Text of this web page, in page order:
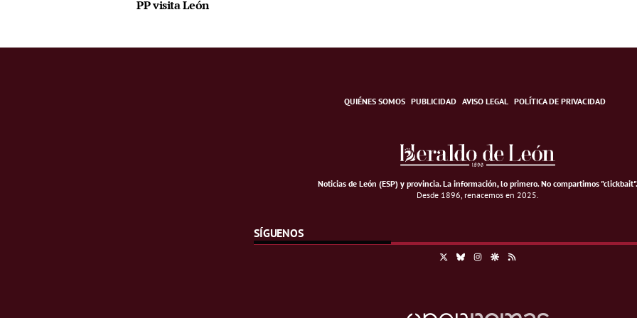
PP visita León
QUIÉNES SOMOS PUBLICIDAD AVISO LEGAL POLÍTICA DE PRIVACIDAD
Noticias de León (ESP) y provincia. La información, lo primero.No compartimos "clickbait".
Desde 1896, renacemos en 2025.
SÍGUENOS
BlueskyInstagramGoogle Discover